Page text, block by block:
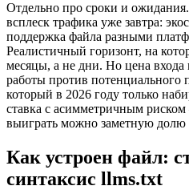
Отдельно про сроки и
всплеск трафика уже завтра:
поддержка файла разными
Реалистичный горизонт, на
месяцы, а не дни. Но цена входа
работы против потенциального
который в 2026 году только
ставка с асимметричным
выиграть можно заметную долю
Как устроен файл:
синтаксис llms.txt